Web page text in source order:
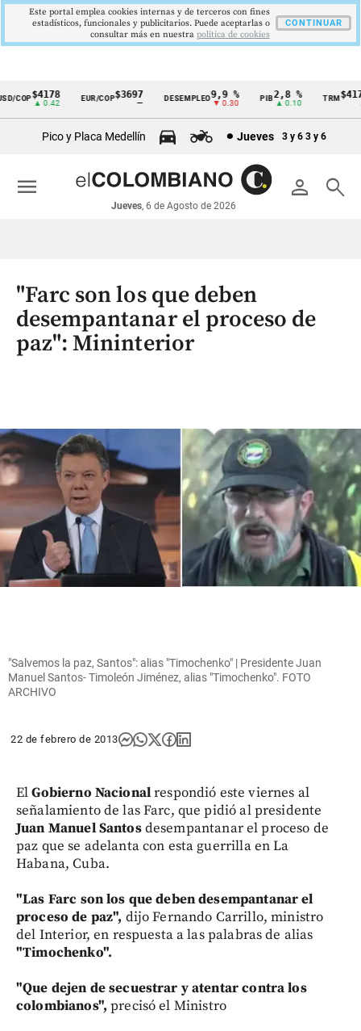
Cintillo
económicos
Colombia
COP$4178
▲ 0.42
EUR/COP$3697 DESEMPLEO 9,9 %
▼ 0.30
2,8 %
▲ 0.10
TRM
Pico y Placa Medellín Jueves 3 y 6 3 y 6
person search
Jueves, 6 de Agosto de 2026
menu
"Farc son los que deben
desempantanar el proceso de
paz": Mininterior
"Salvemos la paz, Santos": alias "Timochenko" | Presidente Juan
Manuel Santos- Timoleón Jiménez, alias "Timochenko". FOTO
ARCHIVO
22 de febrero de 2013
ElGobierno Nacionalrespondió este viernes al
señalamiento de las Farc, que pidió al presidente
Juan Manuel Santosdesempantanar el proceso de
paz que se adelanta con esta guerrilla en La
Habana, Cuba.
"Las Farc son los que deben desempantanar el
proceso de paz", dijo Fernando Carrillo, ministro
del Interior, en respuesta a las palabras de alias
"Timochenko".
"Que dejen de secuestrar y atentar contra los
colombianos", precisó el Ministro
Este portal emplea cookies internas y de terceros con fines
estadísticos, funcionales y publicitarios. Puede aceptarlas o
consultar más en nuestra politica de cookies
CONTINUAR